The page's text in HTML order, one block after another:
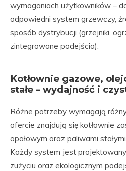
wymaganiach użytkowników –
odpowiedni system grzewczy,
sposób dystrybucji (grzejniki,
zintegrowane podejścia).
Kotłownie gazowe,
stałe – wydajność i
Różne potrzeby wymagają
ofercie znajdują się kotłownie
opałowym oraz paliwami
Każdy system jest
zużyciu oraz ekologicznym